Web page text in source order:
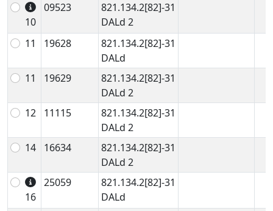
10
09523
821.134.2[82]-31
DALd 2
11
19628
821.134.2[82]-31
DALd
11
19629
821.134.2[82]-31
DALd 2
12
11115
821.134.2[82]-31
DALd 2
14
16634
821.134.2[82]-31
DALd 2
16
25059
821.134.2[82]-31
DALd